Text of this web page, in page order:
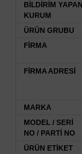
BİLDİRİM YAPAN
KURUM
ÜRÜN GRUBU
FİRMA
FİRMA ADRESİ
MARKA
MODEL / SERİ
NO / PARTİ NO
ÜRÜN ETİKET